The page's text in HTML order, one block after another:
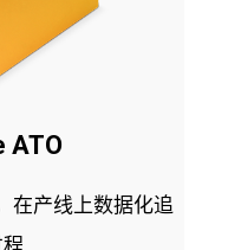
ATO
在产线上数据化追